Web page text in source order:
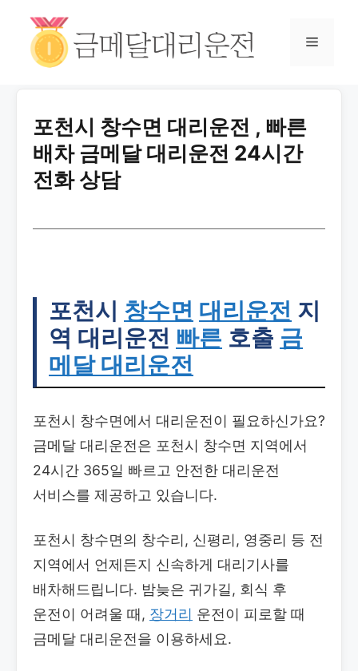
포천시 창수면 대리운전 , 빠른
배차 금메달 대리운전 24시간
전화 상담
포천시 창수면 대리운전 지
역 대리운전 빠른 호출 금
메달 대리운전
포천시 창수면에서 대리운전이 필요하신가요?
금메달 대리운전은 포천시 창수면 지역에서
24시간 365일 빠르고 안전한 대리운전
서비스를 제공하고 있습니다.
포천시 창수면의 창수리, 신평리, 영중리 등 전
지역에서 언제든지 신속하게 대리기사를
배차해드립니다. 밤늦은 귀가길, 회식 후
운전이 어려울 때, 장거리 운전이 피로할 때
금메달 대리운전을 이용하세요.